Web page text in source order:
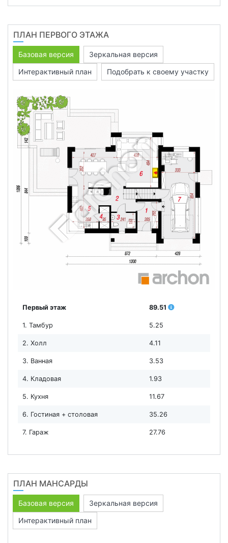
ПЛАН ПЕРВОГО ЭТАЖА
Базовая версия
Зеркальная версия
Интерактивный план
Подобрать к своему участку
Первый этаж 89.51
1. Тамбур 5.25
2. Холл 4.11
3. Ванная 3.53
4. Кладовая 1.93
5. Кухня 11.67
6. Гостиная + столовая 35.26
7. Гараж 27.76
ПЛАН МАНСАРДЫ
Базовая версия
Зеркальная версия
Интерактивный план